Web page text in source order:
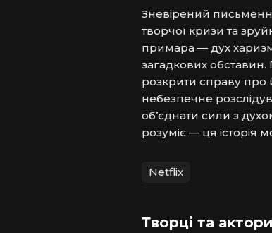
Зневірений
творчої кризи та
примара — дух
загадкових
розкрити справу про
небезпечне
об’єднати сили з
розуміє — ця історія
Netflix
Творці та актори